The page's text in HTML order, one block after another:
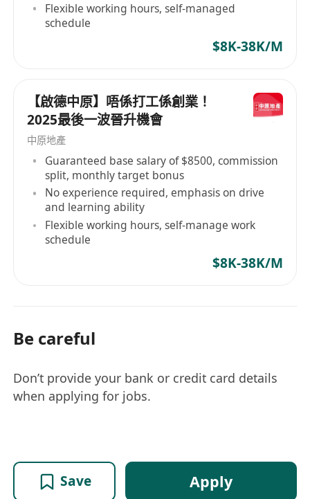
Flexible working hours, self-managed
schedule
$8K-38K/M
【啟德中原】唔係打工係創業！
2025最後一波晉升機會
中原地產
Guaranteed base salary of $8500, commission
split, monthly target bonus
No experience required, emphasis on drive
and learning ability
Flexible working hours, self-manage work
schedule
$8K-38K/M
Be careful
Don’t provide your bank or credit card details
when applying for jobs.
Save Apply